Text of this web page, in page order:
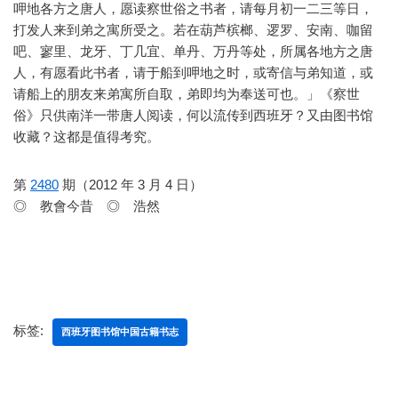
呷地各方之唐人，愿读察世俗之书者，请每月初一二三等日，
打发人来到弟之寓所受之。若在葫芦槟榔、逻罗、安南、咖留
吧、寥里、龙牙、丁几宜、单丹、万丹等处，所属各地方之唐
人，有愿看此书者，请于船到呷地之时，或寄信与弟知道，或
请船上的朋友来弟寓所自取，弟即均为奉送可也。」《察世
俗》只供南洋一带唐人阅读，何以流传到西班牙？又由图书馆
收藏？这都是值得考究。
第 2480 期（2012 年 3 月 4 日）
◎ 教會今昔 ◎ 浩然
标签: 西班牙图书馆中国古籍书志